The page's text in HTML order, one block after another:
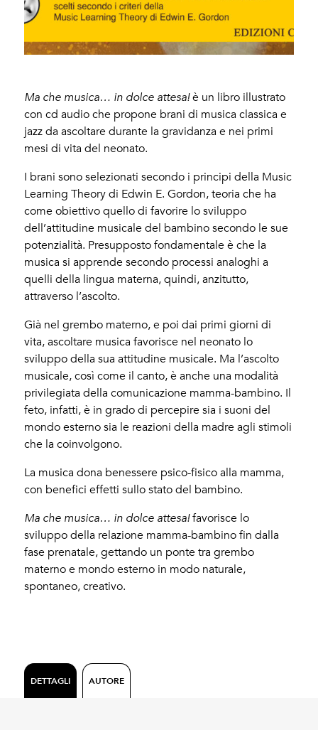
Ma che musica… in dolce attesa!è un libro illustrato
con cd audio che propone brani di musica classica e
jazz da ascoltare durante la gravidanza e nei primi
mesi di vita del neonato.
I brani sono selezionati secondo i principi della Music
Learning Theory di Edwin E. Gordon, teoria che ha
come obiettivo quello di favorire lo sviluppo
dell’attitudine musicale del bambino secondo le sue
potenzialità. Presupposto fondamentale è che la
musica si apprende secondo processi analoghi a
quelli della lingua materna, quindi, anzitutto,
attraverso l’ascolto.
Già nel grembo materno, e poi dai primi giorni di
vita, ascoltare musica favorisce nel neonato lo
sviluppo della sua attitudine musicale. Ma l’ascolto
musicale, così come il canto, è anche una modalità
privilegiata della comunicazione mamma-bambino. Il
feto, infatti, è in grado di percepire sia i suoni del
mondo esterno sia le reazioni della madre agli stimoli
che la coinvolgono.
La musica dona benessere psico-fisico alla mamma,
con benefici effetti sullo stato del bambino.
Ma che musica… in dolce attesa!favorisce lo
sviluppo della relazione mamma-bambino fin dalla
fase prenatale, gettando un ponte tra grembo
materno e mondo esterno in modo naturale,
spontaneo, creativo.
DETTAGLI AUTORE